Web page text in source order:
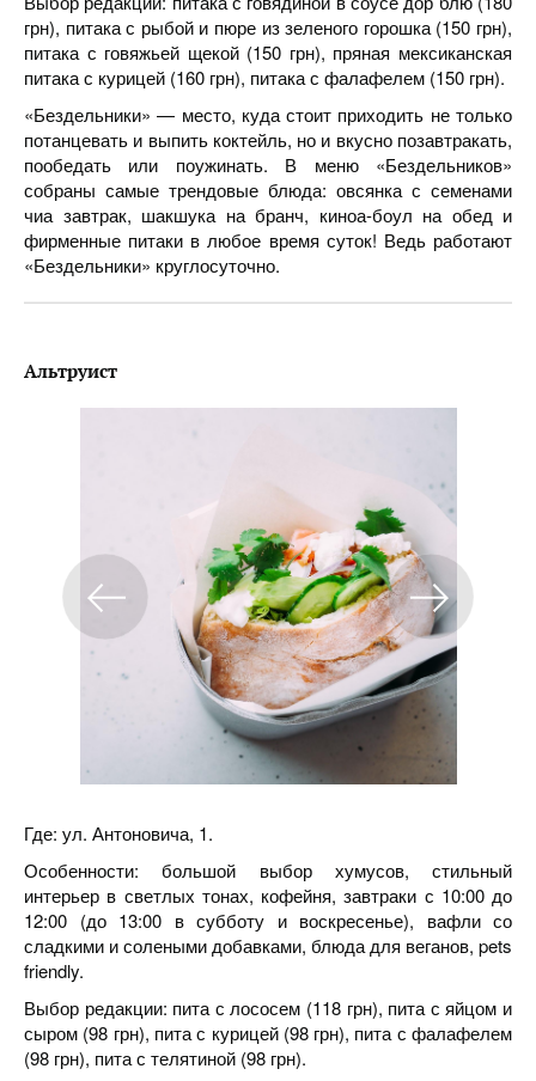
грн), питака с рыбой и пюре из зеленого горошка (150 грн),
питака с говяжьей щекой (150 грн), пряная мексиканская
питака с курицей (160 грн), питака с фалафелем (150 грн).
«Бездельники» — место, куда стоит приходить не только
потанцевать и выпить коктейль, но и вкусно позавтракать,
пообедать или поужинать. В меню «Бездельников»
собраны самые трендовые блюда: овсянка с семенами
чиа завтрак, шакшука на бранч, киноа-боул на обед и
фирменные питаки в любое время суток! Ведь работают
«Бездельники» круглосуточно.
Альтруист
Где: ул. Антоновича, 1.
Особенности: большой выбор хумусов, стильный
интерьер в светлых тонах, кофейня, завтраки с 10:00 до
12:00 (до 13:00 в субботу и воскресенье), вафли со
сладкими и солеными добавками, блюда для веганов, pets
friendly.
Выбор редакции: пита с лососем (118 грн), пита с яйцом и
сыром (98 грн), пита с курицей (98 грн), пита с фалафелем
(98 грн), пита с телятиной (98 грн).